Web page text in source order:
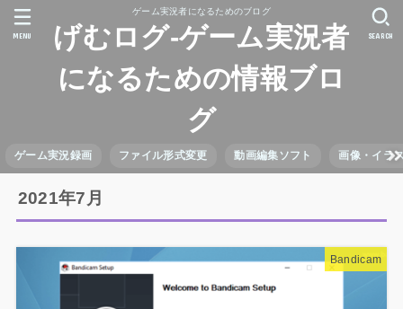
ゲーム実況者になるためのブログ
げむログ-ゲーム実況者
になるための情報ブロ
グ
ゲーム実況録画 ファイル形式変更 動画編集ソフト 画像・イラ
SEARCH
MENU
2021年7月
Bandicam